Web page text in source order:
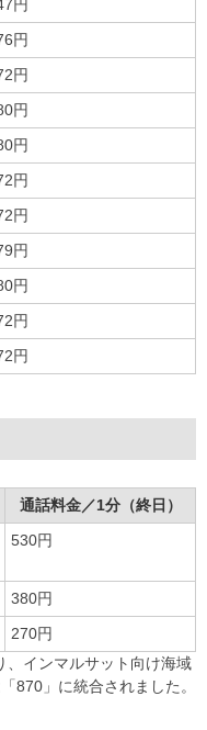
円
円
円
円
円
円
円
円
円
円
円
通話料金／1分（終日）
530円
380円
270円
、インマルサット向け海域
870」に統合されました。